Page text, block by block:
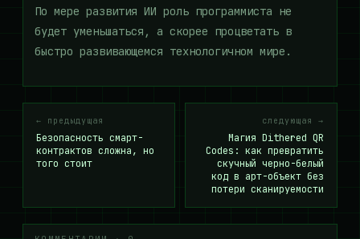
По мере развития ИИ роль программиста не
будет уменьшаться, а скорее процветать в
быстро развивающемся технологичном мире.
← предыдущая
Безопасность смарт-
контрактов сложна, но
того стоит
следующая →
Магия Dithered QR
Codes: как превратить
скучный черно-белый
код в арт-объект без
потери сканируемости